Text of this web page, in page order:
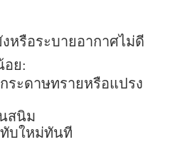
หรือระบายอากาศไม่ดี
อย:
ระดาษทรายหรือแปรง
สนิม
บใหม่ทันที